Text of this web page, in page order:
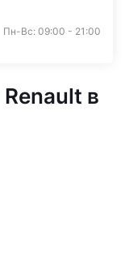
Пн-Вс: 09:00 - 21:00
в